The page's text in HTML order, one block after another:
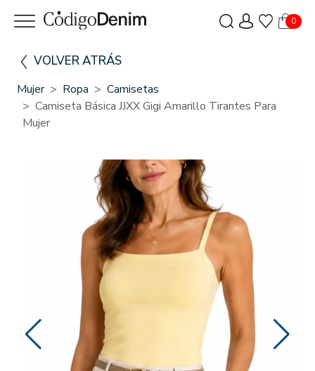
0
VOLVER ATRÁS
Mujer Ropa
Camisetas
Camiseta Básica JJXX Gigi Amarillo Tirantes Para
Mujer